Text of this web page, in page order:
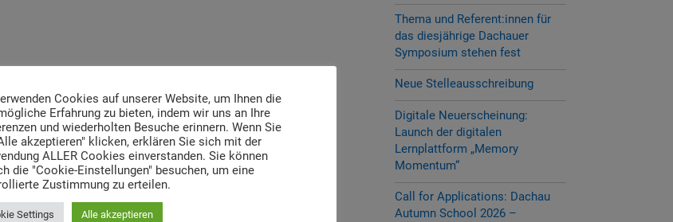
Thema und Referent:innen für
das diesjährige Dachauer
Symposium stehen fest
Neue Stelleausschreibung
Digitale Neuerscheinung:
Launch der digitalen
Lernplattform „Memory
Momentum“
Call for Applications: Dachau
Autumn School 2026 –
Cookies auf unserer Website, um Ihnen die
Erfahrung zu bieten, indem wir uns an Ihre
und wiederholten Besuche erinnern. Wenn Sie
akzeptieren" klicken, erklären Sie sich mit der
ALLER Cookies einverstanden. Sie können
die "Cookie-Einstellungen" besuchen, um eine
Zustimmung zu erteilen.
Settings Alle akzeptieren